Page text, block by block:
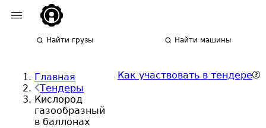
Найти грузы Найти машины
Главная
Тендеры
Кислород
газообразный
в баллонах
Как участвовать в тендере